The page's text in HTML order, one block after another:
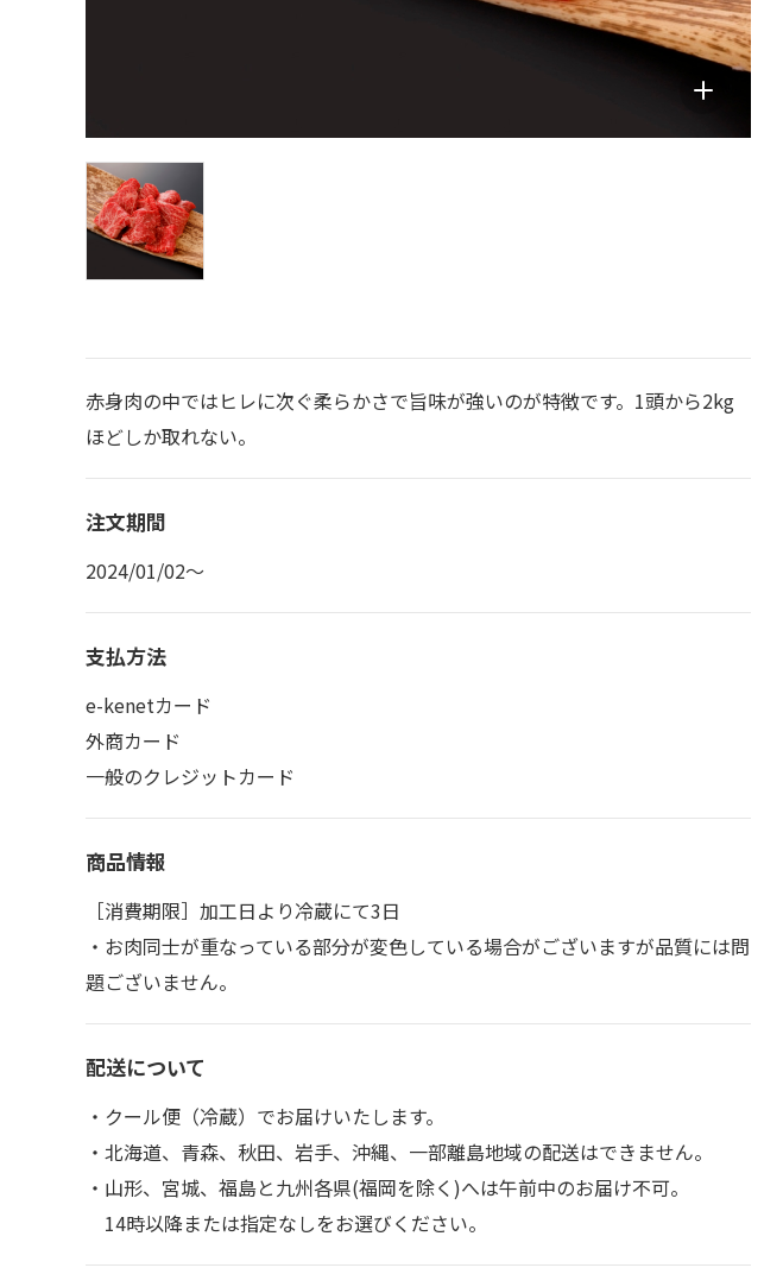
赤身肉の中ではヒレに次ぐ柔らかさで旨味が強いのが特徴です。1頭から2kg
ほどしか取れない。
注文期間
2024/01/02～
支払方法
e-kenetカード
外商カード
一般のクレジットカード
商品情報
［消費期限］加工日より冷蔵にて3日
・お肉同士が重なっている部分が変色している場合がございますが品質には問
題ございません。
配送について
・クール便（冷蔵）でお届けいたします。
・北海道、青森、秋田、岩手、沖縄、一部離島地域の配送はできません。
・山形、宮城、福島と九州各県(福岡を除く)へは午前中のお届け不可。
14時以降または指定なしをお選びください。